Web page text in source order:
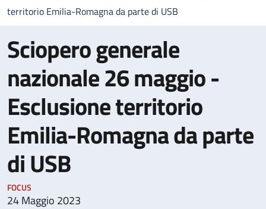
territorio Emilia-Romagna da parte di USB
Sciopero generale
nazionale 26 maggio -
Esclusione territorio
Emilia-Romagna da parte
di USB
FOCUS
24 Maggio 2023